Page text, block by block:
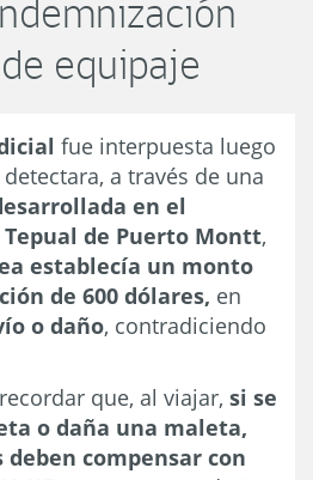
equipaje
fue interpuesta luego
a través de una
en el
de Puerto Montt,
establecía un monto
de 600 dólares, en
o daño, contradiciendo
que, al viajar, si se
o daña una maleta,
compensar con